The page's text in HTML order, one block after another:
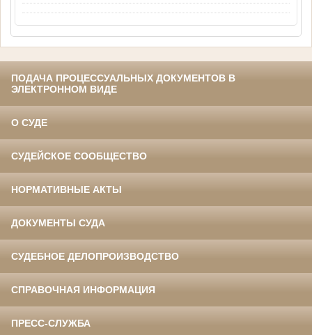
ПОДАЧА ПРОЦЕССУАЛЬНЫХ ДОКУМЕНТОВ В
ЭЛЕКТРОННОМ ВИДЕ
О СУДЕ
СУДЕЙСКОЕ СООБЩЕСТВО
НОРМАТИВНЫЕ АКТЫ
ДОКУМЕНТЫ СУДА
СУДЕБНОЕ ДЕЛОПРОИЗВОДСТВО
СПРАВОЧНАЯ ИНФОРМАЦИЯ
ПРЕСС-СЛУЖБА